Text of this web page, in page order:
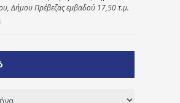
Δήμου Πρέβεζας εμβαδού 17,50 τ.μ.